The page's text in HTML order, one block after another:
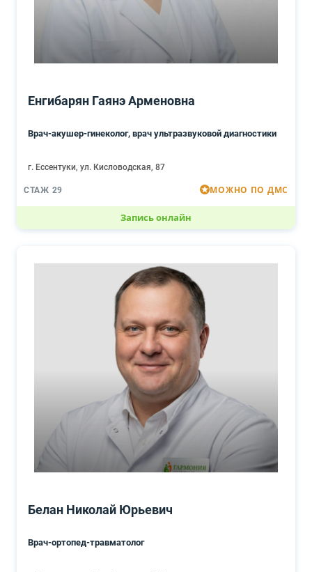
Енгибарян Гаянэ Арменовна
Врач-акушер-гинеколог, врач ультразвуковой диагностики
г. Ессентуки, ул. Кисловодская, 87
СТАЖ 29 МОЖНО ПО ДМС
Запись онлайн
Белан Николай Юрьевич
Врач-ортопед-травматолог